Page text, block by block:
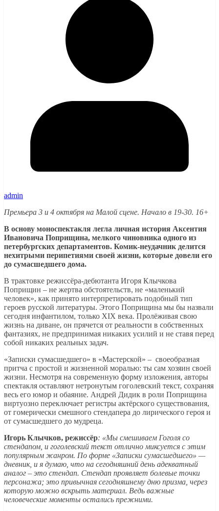
admin
Премьера 3 и 4 октября на Малой сцене. Начало в 19-30. 16+
В основу моноспектакля легла личная история Аксентия
Ивановича Поприщина, мелкого чиновника одного из
петербургских департаментов. Комик-неудачник делится
нехитрыми перипетиями своей жизни, которые довели его
до сумасшедшего дома.
В трактовке режиссёра-дебютанта Игоря Клычкова
Поприщин – не жертва обстоятельств, не «маленький
человек», как принято интерпретировать подобный тип
героев русской литературы. Этого Поприщина мы бы назвали
сегодня инфантилом, только XIX века. Пролёживая свою
жизнь на диване, он прячется от реальности в собственных
фантазиях, не предпринимая никаких усилий и не ставя перед
собой никаких реальных задач.
«Записки сумасшедшего» в «Мастерской» – своеобразная
притча с простой и жизненной моралью: ты сам хозяин своей
жизни. Несмотря на современную форму изложения, авторы
спектакля оставляют нетронутым гоголевский текст, сохраняя
весь его юмор и обаяние. Андрей Дидик в роли Поприщина
виртуозно переключает регистры актёрского существования,
от гомерически смешного стендапера до лирического героя и
от сумасшедшего до мудреца.
Игорь Клычков, режиссёр: «Мы смешиваем Гоголя со
стендапом, и гоголевский текст отлично миксуется с этим
популярным жанром. По форме «Записки сумасшедшего» —
дневник, и я думаю, что на сегодняшний день адекватный
аналог – это стендап. Стендап проявляет болевые точки
персонажа; это привычная сегодняшнему дню призма, через
которую можно вскрыть материал. Ведь важные
человеческие моменты остались прежними.